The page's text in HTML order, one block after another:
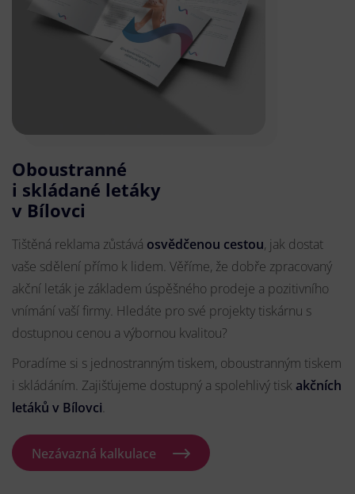
Oboustranné
i skládané letáky
v Bílovci
Tištěná reklama zůstává osvědčenou cestou, jak dostat
vaše sdělení přímo k lidem. Věříme, že dobře zpracovaný
akční leták je základem úspěšného prodeje a pozitivního
vnímání vaší firmy. Hledáte pro své projekty tiskárnu s
dostupnou cenou a výbornou kvalitou?
Poradíme si s jednostranným tiskem, oboustranným tiskem
i skládáním. Zajišťujeme dostupný a spolehlivý tisk akčních
letáků v Bílovci.
Nezávazná kalkulace